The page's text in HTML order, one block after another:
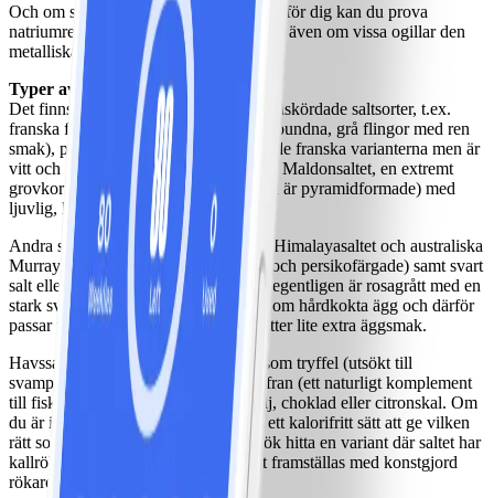
Och om salt utgör en allvarlig hälsorisk för dig kan du prova
natriumreducerat salt med kaliumklorid, även om vissa ogillar den
metalliska eftersmaken.
Typer av havssalt och smaksatt salt
Det finns flera exotiska (och dyra) handskördade saltsorter, t.ex.
franska fleur de sel och sel gris (oregelbundna, grå flingor med ren
smak), portugisiska flor del sal (liknar de franska varianterna men är
vitt och inte lika dyrt) och det engelska Maldonsaltet, en extremt
grovkornig variant (de enskilda kornen är pyramidformade) med
ljuvlig, havsaktig ton.
Andra specialvarianter är det trendiga Himalayasaltet och australiska
Murray River Salt (båda grovkorniga och persikofärgade) samt svart
salt eller kala namak från Indien, som egentligen är rosagrått med en
stark svavelaktig smak som påminner om hårdkokta ägg och därför
passar utmärkt till att ge äggviteomeletter lite extra äggsmak.
Havssalt kan smaksättas med sådant som tryffel (utsökt till
svamprisotto eller bakpotatis) och saffran (ett naturligt komplement
till fisk och skaldjur) eller t.o.m. vanilj, choklad eller citronskal. Om
du är intresserad av att prova röksalt, ett kalorifritt sätt att ge vilken
rätt som helst en baconaktig ton, försök hitta en variant där saltet har
kallrökts med riktig ved istället för att framställas med konstgjord
rökarom.